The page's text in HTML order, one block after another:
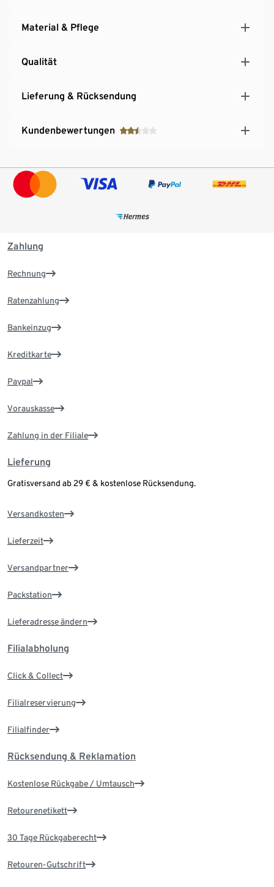
Material & Pflege
Qualität
Lieferung & Rücksendung
Kundenbewertungen
Zahlung
Rechnung
Ratenzahlung
Bankeinzug
Kreditkarte
Paypal
Vorauskasse
Zahlung in der Filiale
Lieferung
Gratisversand ab 29 € & kostenlose Rücksendung.
Versandkosten
Lieferzeit
Versandpartner
Packstation
Lieferadresse ändern
Filialabholung
Click & Collect
Filialreservierung
Filialfinder
Rücksendung & Reklamation
Kostenlose Rückgabe / Umtausch
Retourenetikett
30 Tage Rückgaberecht
Retouren-Gutschrift